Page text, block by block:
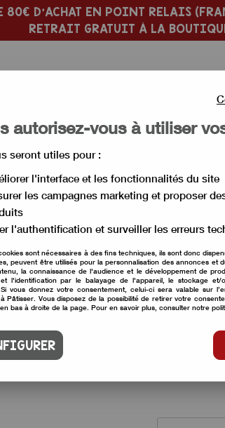
D'ACHAT EN POINT RELAIS
RETRAIT GRATUIT À LA
pâtisserie >Vide pomme en inox
Vide
Soyez le
10,00 €
Cet
un diamètre
autorisez-vous à utiliser
seront utiles pour :
l'interface et les fonctionnalités du site
les campagnes marketing et proposer
l'authentification et surveiller les erreurs
sont nécessaires à des fins techniques, ils sont donc
peuvent être utilisés pour la personnalisation des annonces et
la connaissance de l'audience et le développement de
l'identification par le balayage de l'appareil, le stockage
vous donnez votre consentement, celui-ci sera valable sur
Pâtisser. Vous disposez de la possibilité de retirer votre
bas à droite de la page. Pour en savoir plus, consulter notre